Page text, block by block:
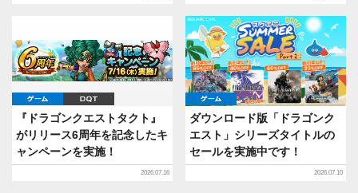
ゲーム
『ドラゴンクエストタクト』
がリリース6周年を記念したキ
ャンペーンを実施！
2026.07.16
ゲーム
ダウンロード版「ドラゴンク
エスト」シリーズタイトルの
セールを実施中です！
2026.07.10